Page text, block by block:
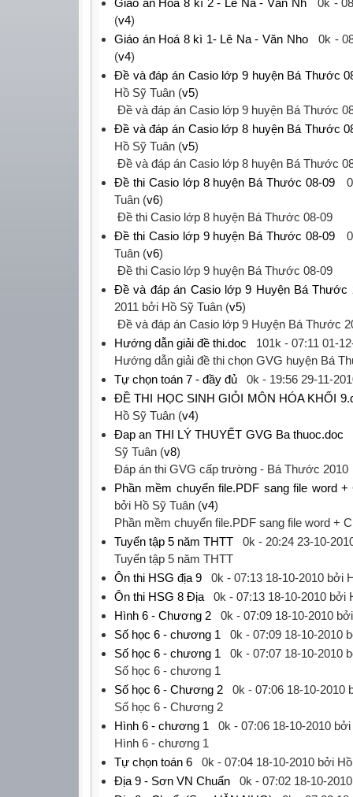
Giáo án Hoá 8 kì 2 - Lê Na - Văn Nh
0k -
(v4)
Giáo án Hoá 8 kì 1- Lê Na - Văn Nho
0k -
(v4)
Đề và đáp án Casio lớp 9 huyện Bá Thước
Hồ Sỹ Tuân (v5)
Đề và đáp án Casio lớp 9 huyện Bá Thước
Đề và đáp án Casio lớp 8 huyện Bá Thước
Hồ Sỹ Tuân (v5)
Đề và đáp án Casio lớp 8 huyện Bá Thước
Đề thi Casio lớp 8 huyện Bá Thước 08-09
Tuân (v6)
‎ Đề thi Casio lớp 8 huyện Bá Thước 08-09 ‎
Đề thi Casio lớp 9 huyện Bá Thước 08-09
Tuân (v6)
‎ Đề thi Casio lớp 9 huyện Bá Thước 08-09 ‎
Đề và đáp án Casio lớp 9 Huyện Bá Thước
2011 bởi Hồ Sỹ Tuân (v5)
Đề và đáp án Casio lớp 9 Huyện Bá Thước
Hướng dẫn giải đề thi.doc
101k - 07:11 01-
‎Hướng dẫn giải đề thi chọn GVG huyện Bá
Tự chọn toán 7 - đầy đủ
0k - 19:56 29-11-
ĐỀ THI HỌC SINH GIỎI MÔN HÓA KHỐI
Hồ Sỹ Tuân (v4)
Đap an THI LÝ THUYẾT GVG Ba thuoc.doc
Sỹ Tuân (v8)
‎Đáp án thi GVG cấp trường - Bá Thước 2010‎
Phần mềm chuyển file.PDF sang file word +
bởi Hồ Sỹ Tuân (v4)
‎Phần mềm chuyển file.PDF sang file word +
Tuyển tập 5 năm THTT
0k - 20:24 23-10-
‎Tuyển tập 5 năm THTT‎
Ôn thi HSG địa 9
0k - 07:13 18-10-2010 bởi
Ôn thi HSG 8 Địa
0k - 07:13 18-10-2010 bởi
Hình 6 - Chương 2
0k - 07:09 18-10-2010
Số học 6 - chương 1
0k - 07:09 18-10-2010
Số học 6 - chương 1
0k - 07:07 18-10-2010
‎Số học 6 - chương 1‎
Số học 6 - Chương 2
0k - 07:06 18-10-2010
‎Số học 6 - Chương 2‎
Hình 6 - chương 1
0k - 07:06 18-10-2010 bởi
‎Hình 6 - chương 1‎
Tự chọn toán 6
0k - 07:04 18-10-2010 bởi
Địa 9 - Sơn VN Chuẩn
0k - 07:02 18-10-2010